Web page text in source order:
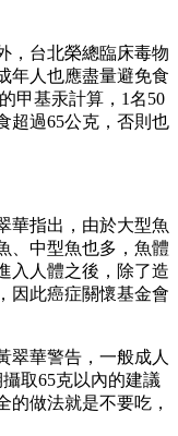
，台北榮總臨床毒物
年人也應盡量避免食
甲基汞計算，1名50
超過65公克，否則也
華指出，由於大型魚
、中型魚也多，魚體
入人體之後，除了造
因此癌症關懷基金會
翠華警告，一般成人
取65克以內的建議
的做法就是不要吃，